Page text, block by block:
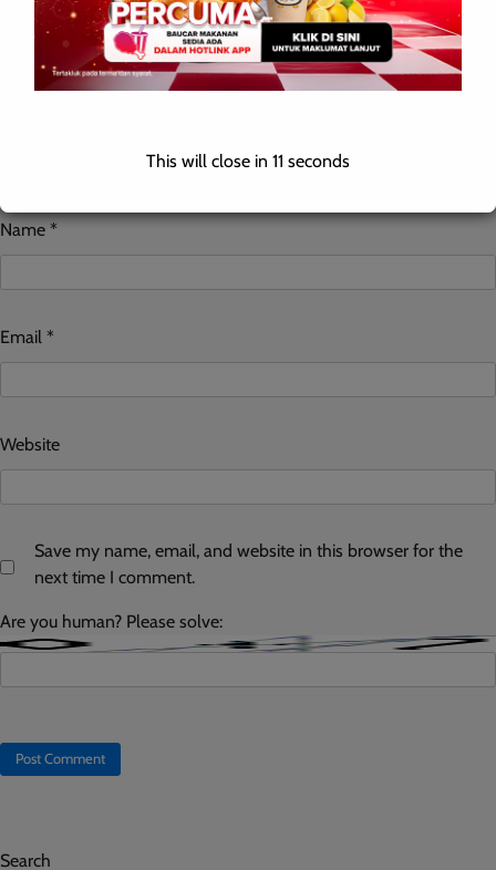
Name *
Email *
Website
Save my name, email, and website in this browser for the
next time I comment.
Are you human? Please solve:
Search
This will close in 10 seconds